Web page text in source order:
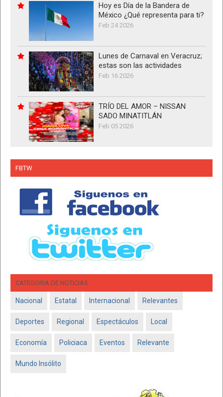
Hoy es Día de la Bandera de
México ¿Qué representa para ti?
Feb 24 2026
Lunes de Carnaval en Veracruz;
estas son las actividades
Feb 16 2026
TRÍO DEL AMOR – NISSAN
SADO MINATITLÁN
Feb 05 2026
FBTW
CATEGORIA DE NOTICIAS
Nacional Estatal Internacional Relevantes
Deportes Regional Espectáculos Local
Economía Policiaca Eventos Relevante
Mundo Insólito